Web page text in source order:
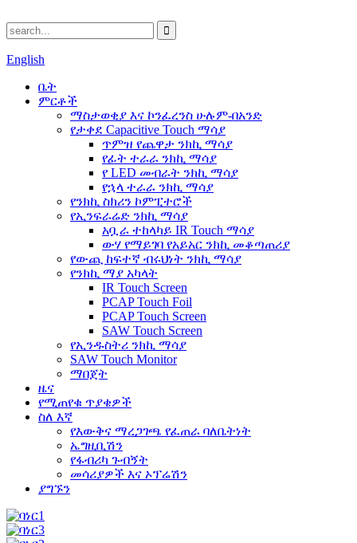
English
ቤት
ምርቶች
ማስታወቂያ እና ኮንፈረንስ ሁሉም-በአንድ
የታቀደ Capacitive Touch ማሳያ
ጥምዝ የጨዋታ ንክኪ ማሳያ
የፊት ተራራ ንክኪ ማሳያ
የ LED መብራት ንክኪ ማሳያ
የኋላ ተራራ ንክኪ ማሳያ
የንክኪ ስክሪን ኮምፒተሮች
የኢንፍራሬድ ንክኪ ማሳያ
አቧራ ተከላካይ IR Touch ማሳያ
ውሃ የማይገባ የአይአር ንክኪ መቆጣጠሪያ
የውጪ ከፍተኛ ብሩህነት ንክኪ ማሳያ
የንክኪ ማያ አካላት
IR Touch Screen
PCAP Touch Foil
PCAP Touch Screen
SAW Touch Screen
የኢንዱስትሪ ንክኪ ማሳያ
SAW Touch Monitor
ማበጀት
ዜና
የሚጠየቁ ጥያቄዎች
ስለ እኛ
የእውቅና ማረጋገጫ የፈጠራ ባለቤትነት
ኤግዚቢሽን
የፋብሪካ ጉብኝት
መሳሪያዎች እና ኦፕሬሽን
ያግኙን